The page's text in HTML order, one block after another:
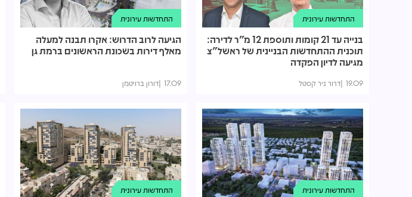
התחדשות עירונית
בנייה עד 21 קומות ותוספת 12 מ"ר לדירה:
תוכנית ההתחדשות הבניינית של ראשל"צ
מגיעה לדיון הפקדה
19.09 דרור ניר קסטל
התחדשות עירונית
הגיעה לרוב הדרוש: אקרו תבנה למעלה
מאלף דירות בשכונת הראשונים ברמת גן
17.09 דורון ברויטמן
התחדשות עירונית התחדשות עירונית